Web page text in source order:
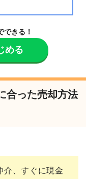
できる！
める
合った売却方法
介、すぐに現金